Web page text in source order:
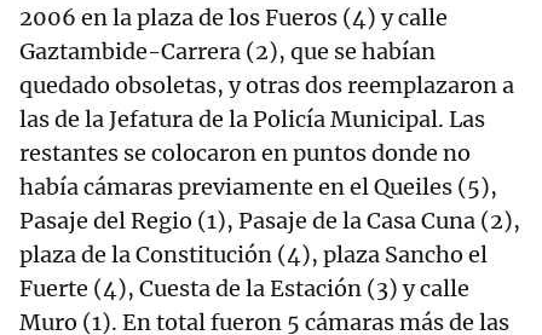
2006 en la plaza de los Fueros (4) y calle
Gaztambide-Carrera (2), que se habían
quedado obsoletas, y otras dos reemplazaron a
las de la Jefatura de la Policía Municipal. Las
restantes se colocaron en puntos donde no
había cámaras previamente en el Queiles (5),
Pasaje del Regio (1), Pasaje de la Casa Cuna (2),
plaza de la Constitución (4), plaza Sancho el
Fuerte (4), Cuesta de la Estación (3) y calle
Muro (1). En total fueron 5 cámaras más de las